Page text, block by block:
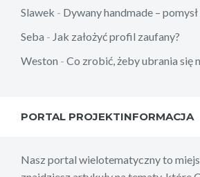
Slawek - Dywany handmade –
Seba - Jak założyć profil zaufany?
Weston - Co zrobić, żeby ubrania się
PORTAL PROJEKTINFORMACJA
Nasz portal wielotematyczny to